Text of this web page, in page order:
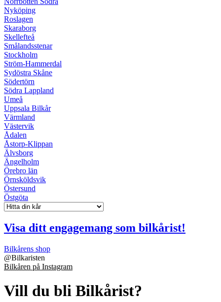
Nyköping
Roslagen
Skaraborg
Skellefteå
Smålandsstenar
Stockholm
Ström-Hammerdal
Sydöstra Skåne
Södertörn
Södra Lappland
Umeå
Uppsala Bilkår
Värmland
Västervik
Ådalen
Åstorp-Klippan
Älvsborg
Ängelholm
Örebro län
Örnsköldsvik
Östersund
Östgöta
Visa ditt engagemang som bilkårist!
Bilkårens shop
@Bilkaristen
Bilkåren på Instagram
Vill du bli Bilkårist?